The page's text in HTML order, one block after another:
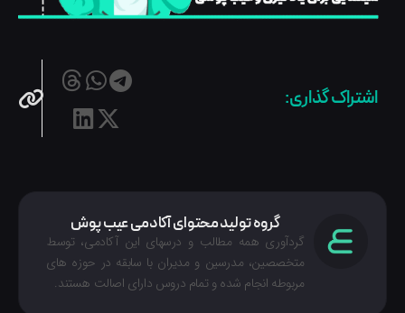
اشتراک گذاری:
گروه تولید محتوای آکادمی عیب پوش
گردآوری همه مطالب و درسهای این آکادمی، توسط
متخصصین، مدرسین و مدیران با سابقه در حوزه های
مربوطه انجام شده‌ و تمام دروس دارای اصالت هستند.